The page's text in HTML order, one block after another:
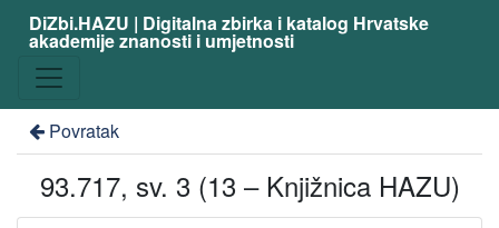
DiZbi.HAZU | Digitalna zbirka i katalog Hrvatske
akademije znanosti i umjetnosti
Povratak
93.717, sv. 3 (13 – Knjižnica HAZU)